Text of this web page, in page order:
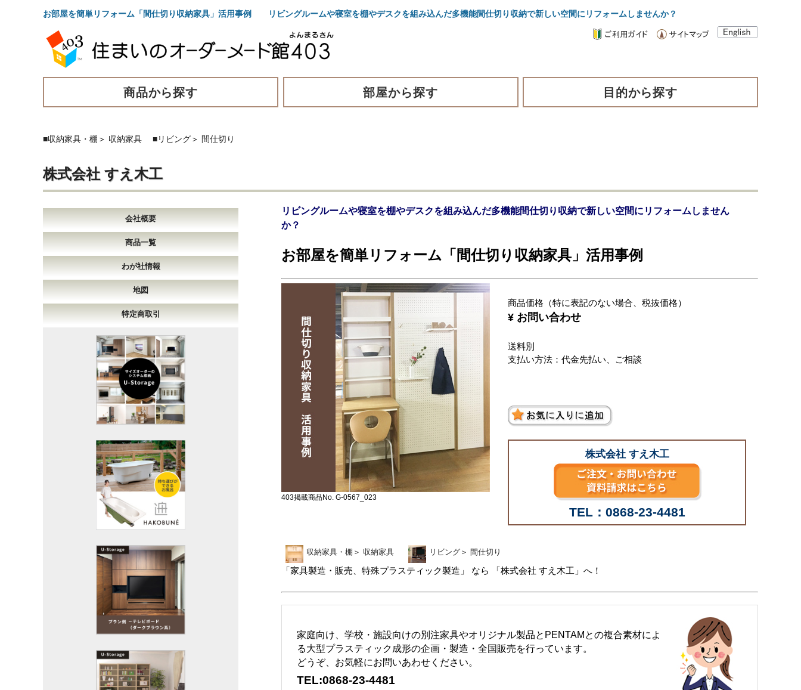
お部屋を簡単リフォーム「間仕切り収納家具」活用事例 リビングルームや寝室を棚やデスクを組み込んだ多機能間仕切り収納で新しい空間にリフォームしませんか？
商品から探す 部屋から探す 目的から探す
■収納家具・棚 ＞ 収納家具 ■リビング＞ 間仕切り
株式会社 すえ木工
会社概要
商品一覧
わが社情報
地図
特定商取引
リビングルームや寝室を棚やデスクを組み込んだ多機能間仕切り収納で新しい空間にリフォームしません
か？
お部屋を簡単リフォーム「間仕切り収納家具」活用事例
403掲載商品No. G-0567_023
商品価格（特に表記のない場合、税抜価格）
¥ お問い合わせ
送料別
支払い方法：代金先払い、ご相談
株式会社 すえ木工
TEL：0868-23-4481
収納家具・棚 ＞ 収納家具 リビング ＞ 間仕切り
「家具製造・販売、特殊プラスティック製造」 なら 「株式会社 すえ木工」へ！
家庭向け、学校・施設向けの別注家具やオリジナル製品とPENTAMとの複合素材によ
る大型プラスティック成形の企画・製造・全国販売を行っています。
どうぞ、お気軽にお問いあわせください。
TEL:0868-23-4481